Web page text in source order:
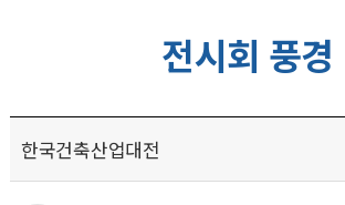
전시회 풍경
한국건축산업대전